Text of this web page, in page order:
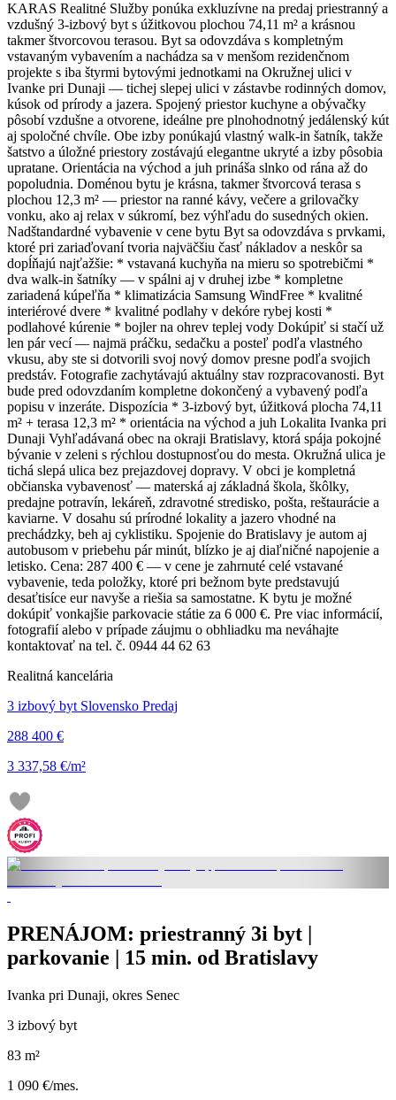
KARAS Realitné Služby ponúka exkluzívne na predaj priestranný a
vzdušný 3-izbový byt s úžitkovou plochou 74,11 m² a krásnou
takmer štvorcovou terasou. Byt sa odovzdáva s kompletným
vstavaným vybavením a nachádza sa v menšom rezidenčnom
projekte s iba štyrmi bytovými jednotkami na Okružnej ulici v
Ivanke pri Dunaji — tichej slepej ulici v zástavbe rodinných domov,
kúsok od prírody a jazera. Spojený priestor kuchyne a obývačky
pôsobí vzdušne a otvorene, ideálne pre plnohodnotný jedálenský kút
aj spoločné chvíle. Obe izby ponúkajú vlastný walk-in šatník, takže
šatstvo a úložné priestory zostávajú elegantne ukryté a izby pôsobia
upratane. Orientácia na východ a juh prináša slnko od rána až do
popoludnia. Doménou bytu je krásna, takmer štvorcová terasa s
plochou 12,3 m² — priestor na ranné kávy, večere a grilovačky
vonku, ako aj relax v súkromí, bez výhľadu do susedných okien.
Nadštandardné vybavenie v cene bytu Byt sa odovzdáva s prvkami,
ktoré pri zariaďovaní tvoria najväčšiu časť nákladov a neskôr sa
dopĺňajú najťažšie: * vstavaná kuchyňa na mieru so spotrebičmi *
dva walk-in šatníky — v spálni aj v druhej izbe * kompletne
zariadená kúpeľňa * klimatizácia Samsung WindFree * kvalitné
interiérové dvere * kvalitné podlahy v dekóre rybej kosti *
podlahové kúrenie * bojler na ohrev teplej vody Dokúpiť si stačí už
len pár vecí — najmä práčku, sedačku a posteľ podľa vlastného
vkusu, aby ste si dotvorili svoj nový domov presne podľa svojich
predstáv. Fotografie zachytávajú aktuálny stav rozpracovanosti. Byt
bude pred odovzdaním kompletne dokončený a vybavený podľa
popisu v inzeráte. Dispozícia * 3-izbový byt, úžitková plocha 74,11
m² + terasa 12,3 m² * orientácia na východ a juh Lokalita Ivanka pri
Dunaji Vyhľadávaná obec na okraji Bratislavy, ktorá spája pokojné
bývanie v zeleni s rýchlou dostupnosťou do mesta. Okružná ulica je
tichá slepá ulica bez prejazdovej dopravy. V obci je kompletná
občianska vybavenosť — materská aj základná škola, škôlky,
predajne potravín, lekáreň, zdravotné stredisko, pošta, reštaurácie a
kaviarne. V dosahu sú prírodné lokality a jazero vhodné na
prechádzky, beh aj cyklistiku. Spojenie do Bratislavy je autom aj
autobusom v priebehu pár minút, blízko je aj diaľničné napojenie a
letisko. Cena: 287 400 € — v cene je zahrnuté celé vstavané
vybavenie, teda položky, ktoré pri bežnom byte predstavujú
desaťtisíce eur navyše a riešia sa samostatne. K bytu je možné
dokúpiť vonkajšie parkovacie státie za 6 000 €. Pre viac informácií,
fotografií alebo v prípade záujmu o obhliadku ma neváhajte
kontaktovať na tel. č. 0944 44 62 63
Realitná kancelária
3 izbový byt Slovensko Predaj
288 400 €
3 337,58 €/m²
PRENÁJOM: priestranný 3i byt |
parkovanie | 15 min. od Bratislavy
Ivanka pri Dunaji, okres Senec
3 izbový byt
83 m²
1 090 €/mes.